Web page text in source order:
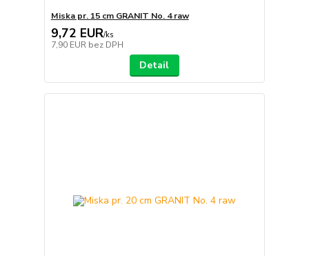
Miska pr. 15 cm GRANIT No. 4 raw
9,72 EUR/ks
7,90 EUR bez DPH
Detail